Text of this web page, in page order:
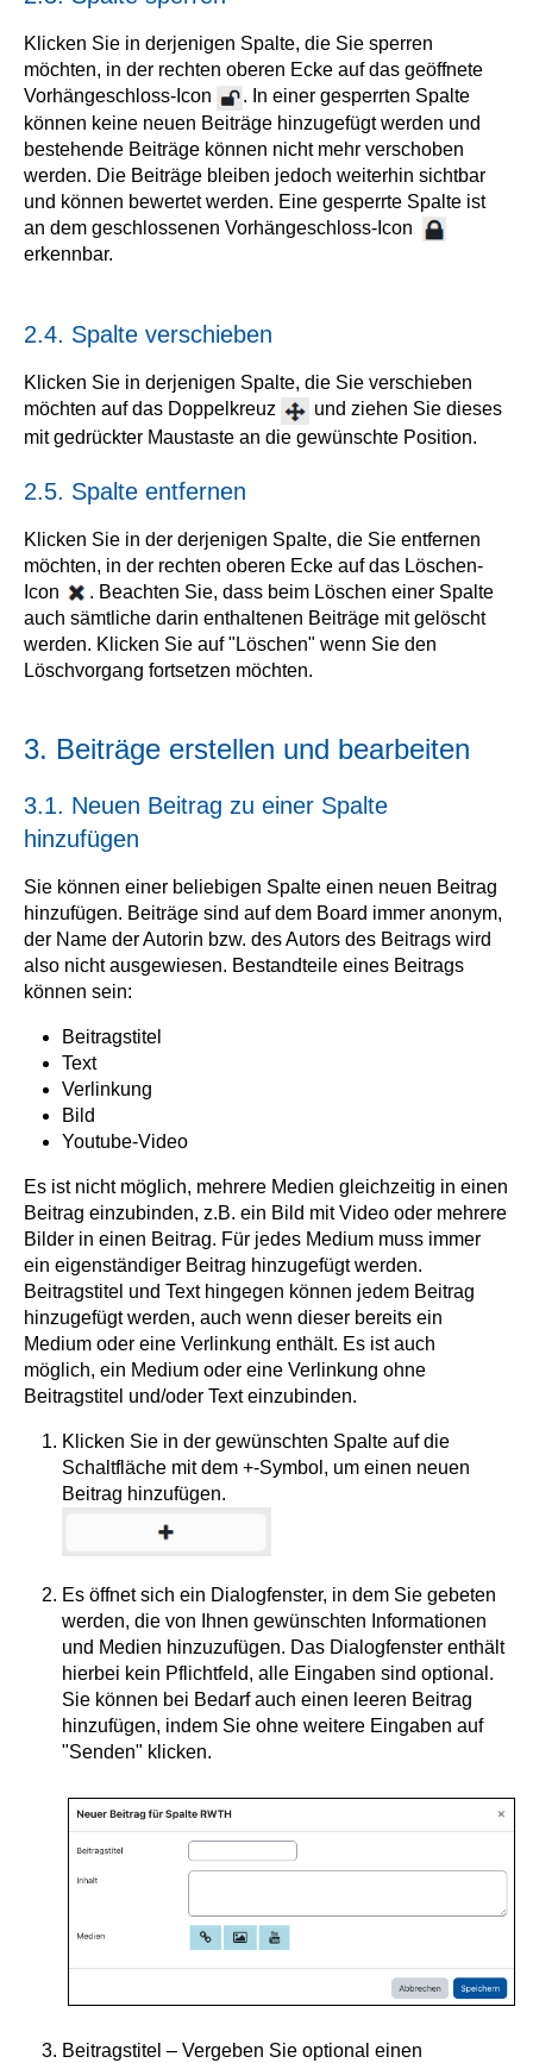
Klicken Sie in derjenigen Spalte, die Sie sperren
möchten, in der rechten oberen Ecke auf das geöffnete
Vorhängeschloss-Icon
. In einer gesperrten Spalte
können keine neuen Beiträge hinzugefügt werden und
bestehende Beiträge können nicht mehr verschoben
werden. Die Beiträge bleiben jedoch weiterhin sichtbar
und können bewertet werden. Eine gesperrte Spalte ist
an dem geschlossenen Vorhängeschloss-Icon
erkennbar.
2.4. Spalte verschieben
Klicken Sie in derjenigen Spalte, die Sie verschieben
möchten auf das Doppelkreuz
und ziehen Sie dieses
mit gedrückter Maustaste an die gewünschte Position.
2.5. Spalte entfernen
Klicken Sie in der derjenigen Spalte, die Sie entfernen
möchten, in der rechten oberen Ecke auf das Löschen-
Icon
. Beachten Sie, dass beim Löschen einer Spalte
auch sämtliche darin enthaltenen Beiträge mit gelöscht
werden. Klicken Sie auf "Löschen" wenn Sie den
Löschvorgang fortsetzen möchten.
3. Beiträge erstellen und bearbeiten
3.1. Neuen Beitrag zu einer Spalte
hinzufügen
Sie können einer beliebigen Spalte einen neuen Beitrag
hinzufügen. Beiträge sind auf dem Board immer anonym,
der Name der Autorin bzw. des Autors des Beitrags wird
also nicht ausgewiesen. Bestandteile eines Beitrags
können sein:
Beitragstitel
Text
Verlinkung
Bild
Youtube-Video
Es ist nicht möglich, mehrere Medien gleichzeitig in einen
Beitrag einzubinden, z.B. ein Bild mit Video oder mehrere
Bilder in einen Beitrag. Für jedes Medium muss immer
ein eigenständiger Beitrag hinzugefügt werden.
Beitragstitel und Text hingegen können jedem Beitrag
hinzugefügt werden, auch wenn dieser bereits ein
Medium oder eine Verlinkung enthält. Es ist auch
möglich, ein Medium oder eine Verlinkung ohne
Beitragstitel und/oder Text einzubinden.
Klicken Sie in der gewünschten Spalte auf die
Schaltfläche mit dem +-Symbol, um einen neuen
Beitrag hinzufügen.
Es öffnet sich ein Dialogfenster, in dem Sie gebeten
werden, die von Ihnen gewünschten Informationen
und Medien hinzuzufügen. Das Dialogfenster enthält
hierbei kein Pflichtfeld, alle Eingaben sind optional.
Sie können bei Bedarf auch einen leeren Beitrag
hinzufügen, indem Sie ohne weitere Eingaben auf
"Senden" klicken.
Beitragstitel – Vergeben Sie optional einen